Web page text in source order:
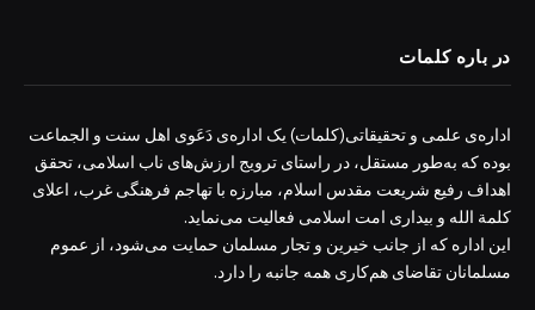
در باره کلمات
اداره‌ی علمی و تحقیقاتی(کلمات) یک اداره‌ی دَعَوی اهل سنت و الجماعت
بوده که به‌طور مستقل، در راستای ترویج ارزش‌های ناب اسلامی، تحقق
اهداف رفیع شریعت مقدس اسلام، مبارزه با تهاجم فرهنگی غرب، اعلای
کلمة الله و بیداری امت اسلامی فعالیت می‌نماید.
این اداره که از جانب خیرین و تجار مسلمان حمایت می‌شود، از عموم
مسلمانان تقاضای هم‌کاری همه جانبه را دارد.